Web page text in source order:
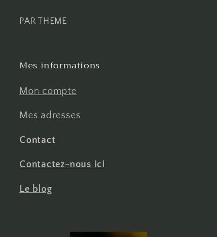
PAR THEME
Mes informations
Mon compte
Mes adresses
Contact
Contactez-nous ici
Le blog